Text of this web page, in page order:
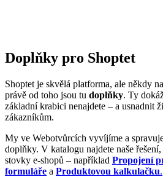
Doplňky pro Shoptet
Shoptet je skvělá platforma, ale někdy
právě od toho jsou tu doplňky. Ty
základní krabici nenajdete – a usnadnit
zákazníkům.
My ve Webotvůrcích vyvíjíme a
doplňky. V katalogu najdete naše
stovky e-shopů – například Propojení
formuláře a Produktovou kalkulačku.